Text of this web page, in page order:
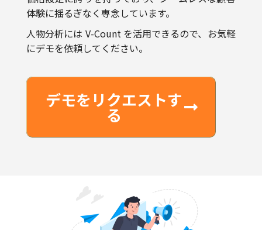
人物分析には V-Count を活用できるので、お気軽
にデモを依頼してください。
デモをリクエストす
る